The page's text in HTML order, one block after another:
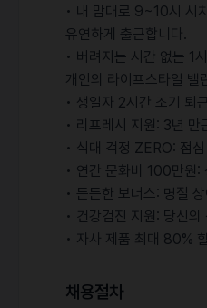
• 내 맘대로 9~10시 시
유연하게 출근합니다.
• 버려지는 시간 없는 1
개인의 라이프스타일 밸
• 생일자 2시간 조기 퇴
• 리프레시 지원: 3년
• 식대 걱정 ZERO: 점
• 연간 문화비 100만원:
• 든든한 보너스: 명절
• 건강검진 지원: 당신
• 자사 제품 최대 80%
채용절차